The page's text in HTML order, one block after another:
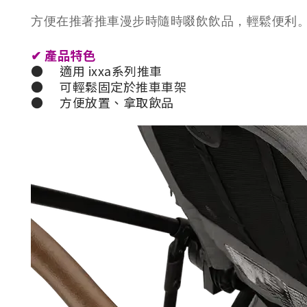
方便在推著推車漫步時隨時啜飲飲品，輕鬆便利
✔ 產品特色
●
適用 ixxa系列推車
●
可輕鬆固定於推車車架
●
方便放置、拿取飲品